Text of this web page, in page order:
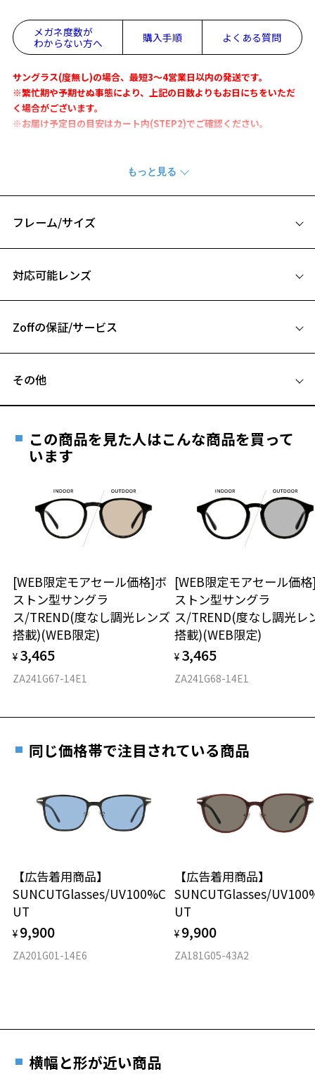
お気に入り
メガネ度数が
わからない方へ
購入手順 よくある質問
サングラス(度無し)の場合、最短3～4営業日以内の発送です。
※繁忙期や予期せぬ事態により、上記の日数よりもお日にちをいただ
く場合がございます。
※お届け予定日の目安はカート内(STEP2)でご確認ください。
落ち着いた色味のレンズは、濃度を約40%に調整し程よく目が透けて
見えながら、防眩効果を両立させた1本です。
使いやすいボストン型は男女問わず使える万能なフレームです。
ユニセックスなカラー展開で幅広いテイストと相性も◎
サングラス ページをみる
■高温(60℃以上)環境や急激な温度差は変形、表面層のひび割れの原
い。
品名：サングラス
レンズカラー：COBALT BLUE(Z-COBALT_BL40F)/ブルー/パープル系
レンズ枠の材質：ニッケル合金(塗装)
テンプルの材質：ニッケル合金(塗装)
紫外線透過率：0.1%以下
UV100%CUT ※ISO12312-1基準
株式会社インターメスティック
＜度付きサングラスに関する注意事項＞
※サングラスの度付きは追加料金がかかります。
※度付きにした場合、元々のレンズ機能、レンズカラーは付きませ
ん。
※度付きサングラスをお求めの際は、レンズ選択画面で度数入力後、
レンズの種類、機能、カラーを再度お選びください。
2024年3月1日から、店頭に商品をお持ち込みいただいて、レンズ交換
をされる場合は、レンズ代金の他に3,300円(税込)の加工賃を追加で頂
入した商品本体と発送日がわかる【商品発送メール】を店頭スタッフ
にご提示いだければ、初回に限り加工賃はかかりませんので、必ずス
タッフにご提示ください。
円(税込)を頂戴いたしますので、予めご了承ください。
フレーム/サイズ
B ブリッジ(鼻部分)の横幅：22mm
仕上がり寸法
D 仕上がりの横幅：約135mm
E 仕上がりの縦幅：約43mm
※メガネ：デモレンズを外した重さ
タイプ
材質
フロント素材：メタル
対応可能レンズ
フレームとレンズの合計料金を知りたい方へ
Zoffの保証/サービス
安心1 フレーム１年間品質保証
日または発送日より１年間修理又は交換させて頂
きます。
※保証期間内に交換が行われた場合、保証期間は初期の期間から
延長されません。
安心2 視力測定無料
視力の変化を早めに発見するために、定期的な視
力測定をおすすめいたします。
安心3 かかり具合調整無料
その他
ご希望のお客さまは、「レンズ交換券」をお選びのうえ、
最寄りのZoff実店舗にてレンズをお買い求めください。
※サングラスやパッケージ品では「レンズ交換券」はお選び
談ください。
オンラインストアでフレームのみ購入して、
実店舗で度付きにできます
ご購入時に「レンズ交換券」をお選びいただくと、実店舗で
度数を測定のうえ、度付きレンズ（標準セットレンズ）へ無
料交換いただけます。
詳しくはこちら
その際は記入用紙をダウンロードしてお使いください。
この商品を見た人はこんな商品を買って
います
[WEB限定モアセール価格]ボ
ストン型サングラ
ス/TREND(度なし調光レンズ
搭載)(WEB限定)
¥ 3,465
ZA241G67-14E1
[WEB限定モアセール価
ストン型サングラ
ス/TREND(度なし調光レ
搭載)(WEB限定)
¥ 3,465
ZA241G68-14E1
同じ価格帯で注目されている商品
【広告着用商品】
SUNCUTGlasses/UV100%C
UT
¥ 9,900
ZA201G01-14E6
【広告着用商品】
SUNCUTGlasses/
UT
¥ 9,900
ZA181G05-43A2
横幅と形が近い商品